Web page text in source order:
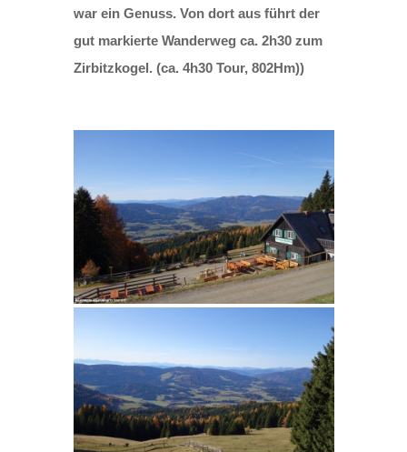
war ein Genuss. Von dort aus führt der
gut markierte Wanderweg ca. 2h30 zum
Zirbitzkogel. (ca. 4h30 Tour, 802Hm))